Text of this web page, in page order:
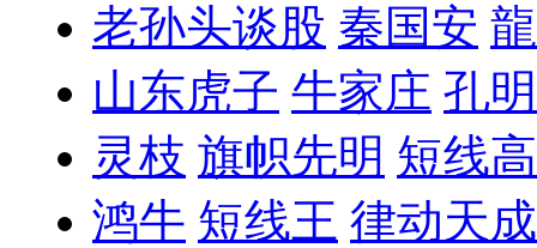
老孙头谈股 秦国安
山东虎子 牛家庄 孔
灵枝 旗帜先明 短线
鸿牛 短线王 律动天成